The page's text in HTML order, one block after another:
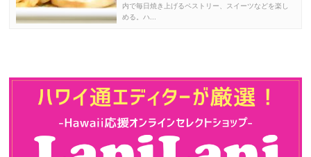
内で毎日焼き上げるペストリー、スイーツなどを楽し
める。ハ...